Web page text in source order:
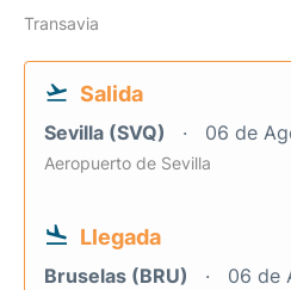
Transavia
Salida
Sevilla (SVQ) 06 de
Aeropuerto de Sevilla
Llegada
Bruselas (BRU) 06 de